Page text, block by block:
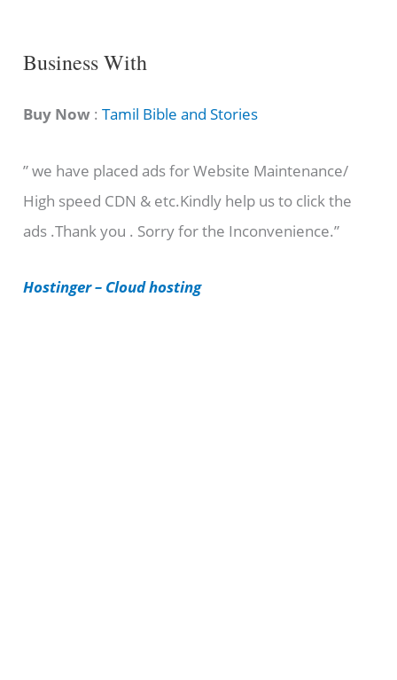
C
t
g
o
r
e
Business With
Buy Now :Tamil Bible and Stories
” we have placed ads for Website Maintenance/
High speed CDN & etc.Kindly help us to click the
ads .Thank you . Sorry for the Inconvenience.”
Hostinger – Cloud hosting